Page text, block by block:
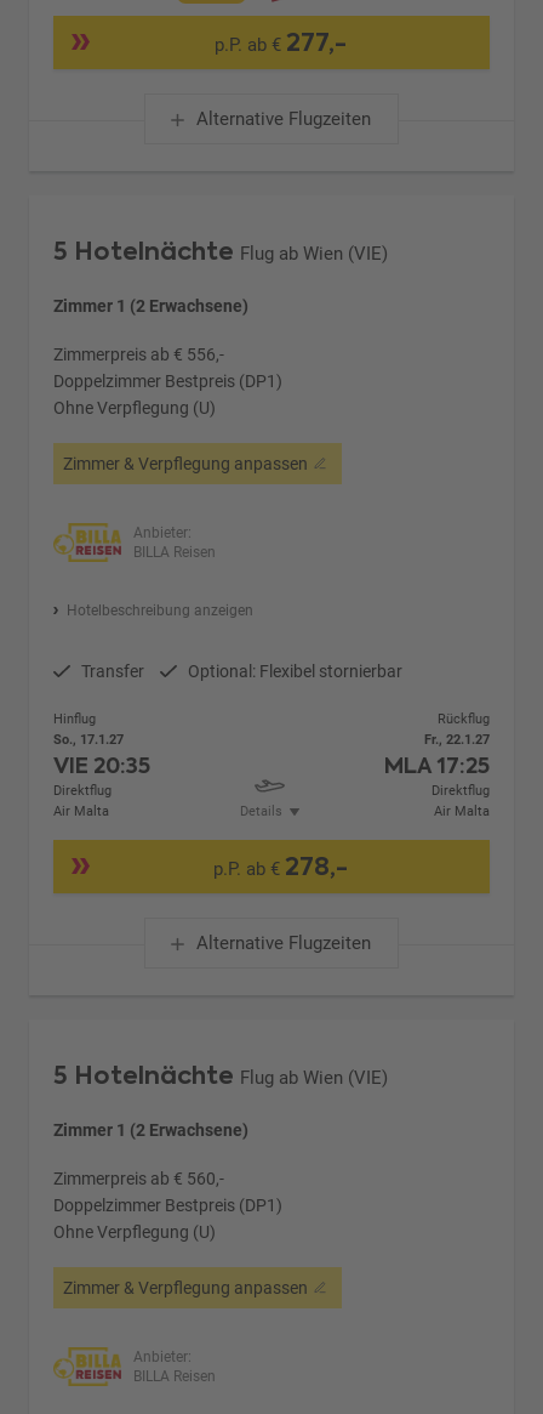
p.P. ab € 277,-
Alternative Flugzeiten
5 Hotelnächte Flug ab Wien (VIE)
Zimmer 1 (2 Erwachsene)
Zimmerpreis ab € 556,-
Doppelzimmer Bestpreis (DP1)
Ohne Verpflegung (U)
Zimmer & Verpflegung anpassen
Anbieter:
BILLA Reisen
Hotelbeschreibung anzeigen
Transfer Optional: Flexibel stornierbar
Hinflug
So., 17.1.27
VIE 20:35
Direktflug
Air Malta
Details
Rückflug
Fr., 22.1.27
MLA 17:25
Direktflug
Air Malta
p.P. ab € 278,-
Alternative Flugzeiten
5 Hotelnächte Flug ab Wien (VIE)
Zimmer 1 (2 Erwachsene)
Zimmerpreis ab € 560,-
Doppelzimmer Bestpreis (DP1)
Ohne Verpflegung (U)
Zimmer & Verpflegung anpassen
Anbieter:
BILLA Reisen